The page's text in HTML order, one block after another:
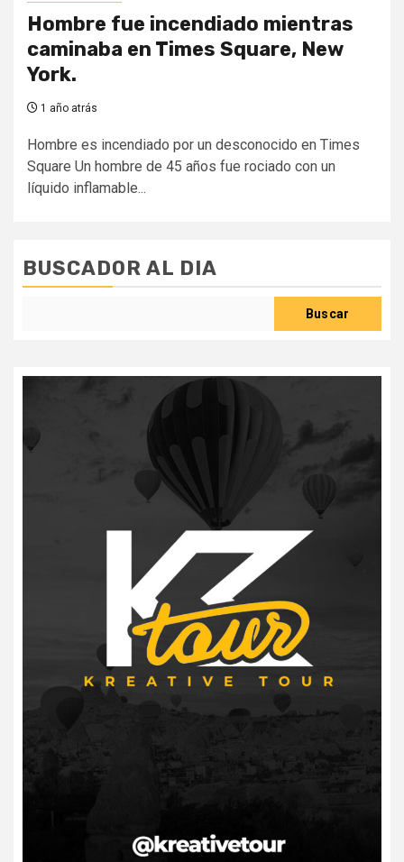
Hombre fue incendiado mientras
caminaba en Times Square, New
York.
1 año atrás
Hombre es incendiado por un desconocido en Times
Square Un hombre de 45 años fue rociado con un
líquido inflamable...
BUSCADOR AL DIA
Buscar